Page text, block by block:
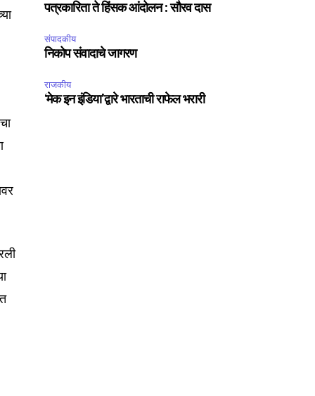
the
पत्रकारिता ते हिंसक आंदोलन : सौरव दास
संपादकीय
निकोप संवादाचे जागरण
राजकीय
‘मेक इन इंडिया’द्वारे भारताची राफेल भरारी